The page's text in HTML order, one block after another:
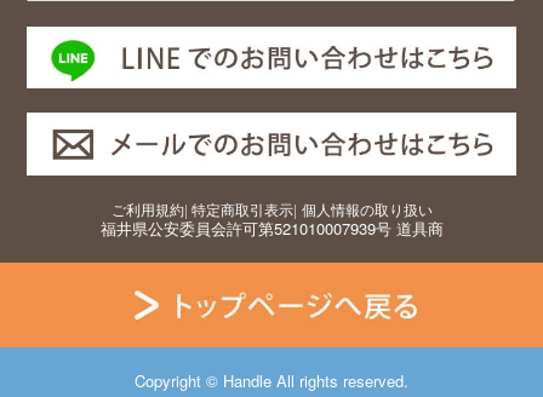
ご利用規約| 特定商取引表示| 個人情報の取り扱い
福井県公安委員会許可第521010007939号 道具商
Copyright © Handle All rights reserved.